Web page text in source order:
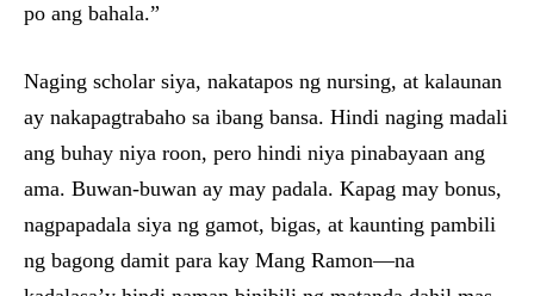
po ang bahala.”
Naging scholar siya, nakatapos ng nursing, at kalaunan
ay nakapagtrabaho sa ibang bansa. Hindi naging madali
ang buhay niya roon, pero hindi niya pinabayaan ang
ama. Buwan-buwan ay may padala. Kapag may bonus,
nagpapadala siya ng gamot, bigas, at kaunting pambili
ng bagong damit para kay Mang Ramon—na